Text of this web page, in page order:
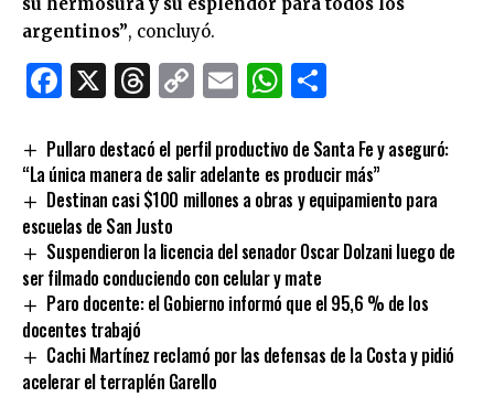
argentinos”, concluyó.
Facebook
X Threads
CopyEmailWhatsApp
Pullaro destacó el perfil productivo de Santa Fe y aseguró:
“La única manera de salir adelante es producir más”
Destinan casi $100 millones a obras y equipamiento para
escuelas de San Justo
Suspendieron la licencia del senador Oscar Dolzani luego de
ser filmado conduciendo con celular y mate
Paro docente: el Gobierno informó que el 95,6 % de los
docentes trabajó
Cachi Martínez reclamó por las defensas de la Costa y pidió
acelerar el terraplén Garello